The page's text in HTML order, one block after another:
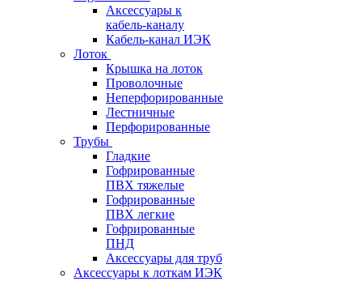
Аксессуары к
кабель-каналу
Кабель-канал ИЭК
Лоток
Крышка на лоток
Проволочные
Неперфорированные
Лестничные
Перфорированные
Трубы
Гладкие
Гофрированные
ПВХ тяжелые
Гофрированные
ПВХ легкие
Гофрированные
ПНД
Аксессуары для труб
Аксессуары к лоткам ИЭК